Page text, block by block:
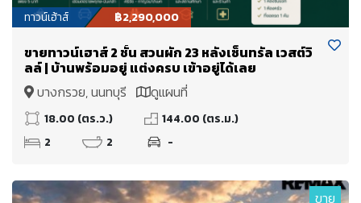
ทาวน์เฮ้าส์ ฿2,290,000
ขายทาวน์เฮาส์ 2 ชั้น สวนผัก 23 หลังเซ็นทรัล เวสต์วิ
ลล์ | บ้านพร้อมอยู่ แต่งครบ เข้าอยู่ได้เลย
บางกรวย, นนทบุรี
ดูแผนที่
18.00 (ตร.ว.)
144.00 (ตร.ม.)
2
2 -
ขาย